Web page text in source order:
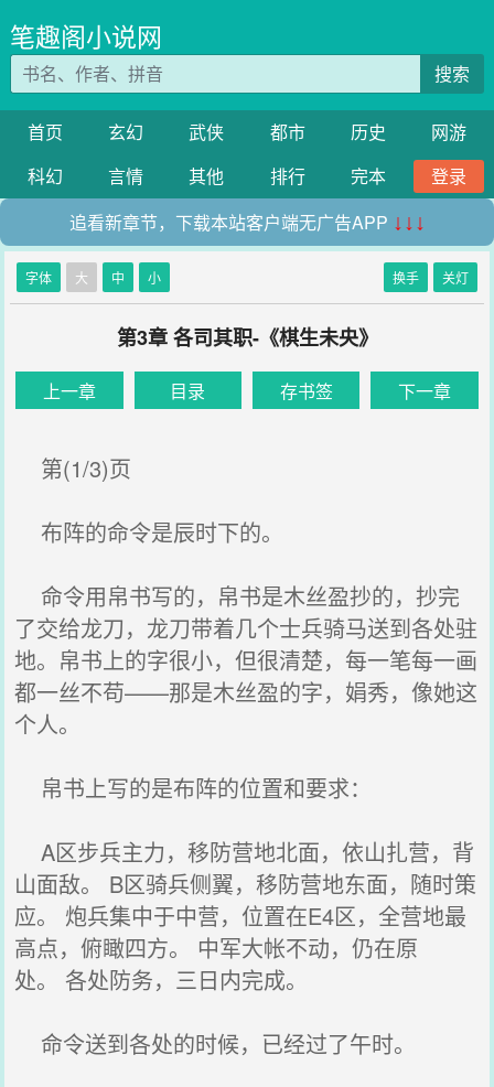
笔趣阁小说网
搜索
首页 玄幻 武侠 都市 历史
网游
科幻
言情 其他 排行 完本
登录
追看新章节，下载本站客户端无广告APP ↓↓↓
字体 大 中 小 换手 关灯
第3章 各司其职-《棋生未央》
上一章 目录 存书签 下一章
第(1/3)页
布阵的命令是辰时下的。
命令用帛书写的，帛书是木丝盈抄的，抄完
了交给龙刀，龙刀带着几个士兵骑马送到各处驻
地。帛书上的字很小，但很清楚，每一笔每一画
都一丝不苟——那是木丝盈的字，娟秀，像她这
个人。
帛书上写的是布阵的位置和要求：
A区步兵主力，移防营地北面，依山扎营，背
山面敌。 B区骑兵侧翼，移防营地东面，随时策
应。 炮兵集中于中营，位置在E4区，全营地最
高点，俯瞰四方。 中军大帐不动，仍在原
处。 各处防务，三日内完成。
命令送到各处的时候，已经过了午时。